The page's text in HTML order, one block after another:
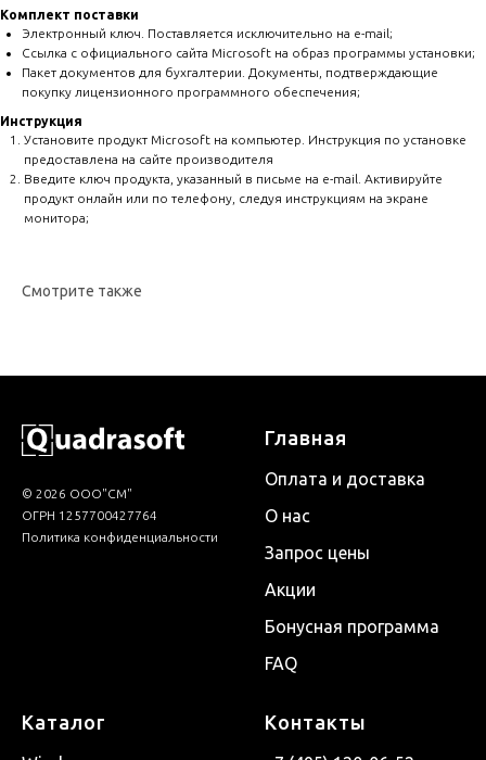
Комплект поставки
Электронный ключ. Поставляется исключительно на e-mail;
Ссылка с официального сайта Microsoft на образ программы установки;
Пакет документов для бухгалтерии. Документы, подтверждающие
покупку лицензионного программного обеспечения;
Инструкция
Установите продукт Microsoft на компьютер. Инструкция по установке
предоставлена на сайте производителя
Введите ключ продукта, указанный в письме на e-mail. Активируйте
продукт онлайн или по телефону, следуя инструкциям на экране
монитора;
Смотрите также
© 2026 ООО"СМ"
ОГРН 1257700427764
Политика конфиденциальности
Главная
Оплата и доставка
О нас
Запрос цены
Акции
Бонусная программа
FAQ
Каталог Контакты